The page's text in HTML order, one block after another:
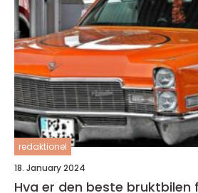
redaktionel
18. January 2024
Hva er den beste bruktbilen